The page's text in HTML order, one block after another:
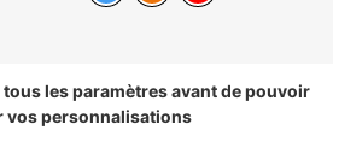
les paramètres avant de pouvoir
vos personnalisations